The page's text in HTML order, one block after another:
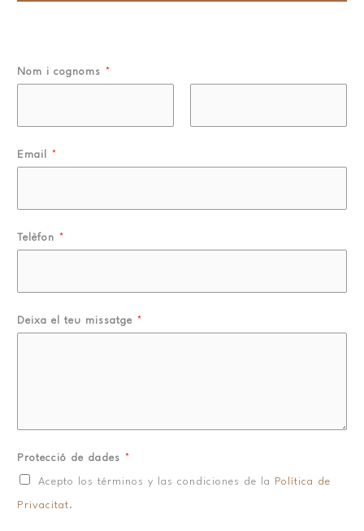
Nom i cognoms *
o
s
Email *
Telèfon *
Deixa el teu missatge *
Protecció de dades *
Acepto los términos y las condiciones de la Política de
Privacitat.